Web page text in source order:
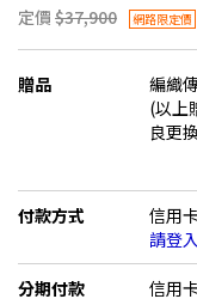
定價 $37,900 網路限定價
贈品
編織
(以上
良更
付款方式
信用
請登
分期付款 信用